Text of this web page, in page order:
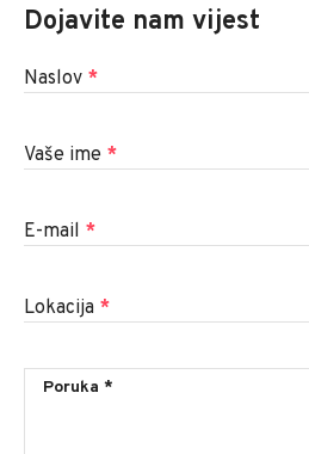
Dojavite nam vijest
Naslov *
Vaše ime *
E-mail *
Lokacija *